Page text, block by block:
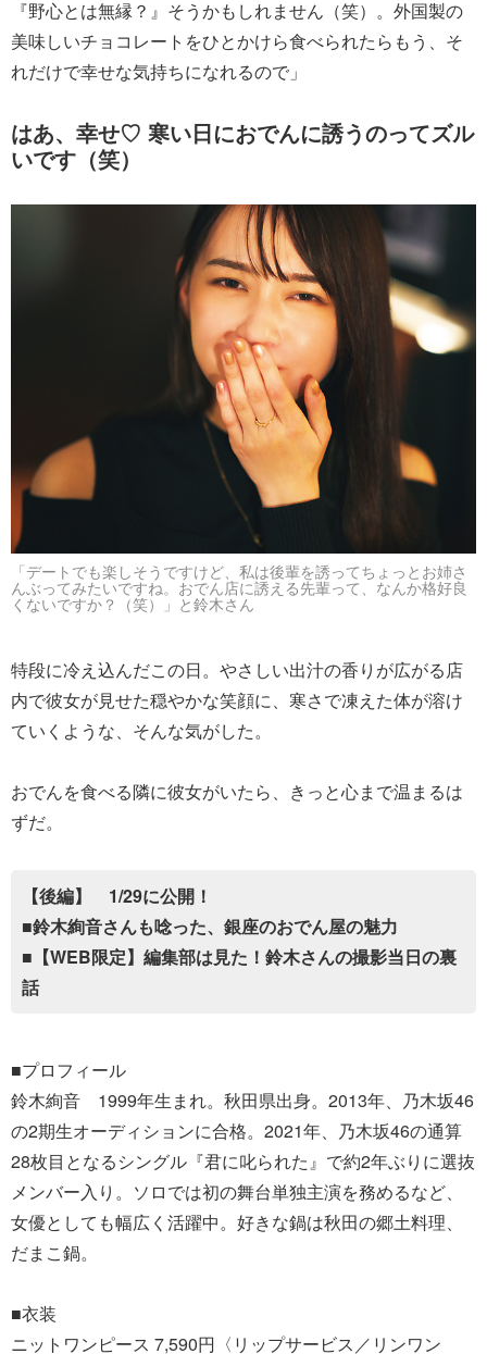
『野心とは無縁？』そうかもしれません（笑）。外国製の
美味しいチョコレートをひとかけら食べられたらもう、そ
れだけで幸せな気持ちになれるので」
はあ、幸せ♡ 寒い日におでんに誘うのってズル
いです（笑）
「デートでも楽しそうですけど、私は後輩を誘ってちょっとお姉さ
んぶってみたいですね。おでん店に誘える先輩って、なんか格好良
くないですか？（笑）」と鈴木さん
特段に冷え込んだこの日。やさしい出汁の香りが広がる店
内で彼女が見せた穏やかな笑顔に、寒さで凍えた体が溶け
ていくような、そんな気がした。
おでんを食べる隣に彼女がいたら、きっと心まで温まるは
ずだ。
【後編】 1/29に公開！
■鈴木絢音さんも唸った、銀座のおでん屋の魅力
■【WEB限定】編集部は見た！鈴木さんの撮影当日の裏
話
■プロフィール
鈴木絢音 1999年生まれ。秋田県出身。2013年、乃木坂46
の2期生オーディションに合格。2021年、乃木坂46の通算
28枚目となるシングル『君に叱られた』で約2年ぶりに選抜
メンバー入り。ソロでは初の舞台単独主演を務めるなど、
女優としても幅広く活躍中。好きな鍋は秋田の郷土料理、
だまこ鍋。
■衣装
ニットワンピース 7,590円〈リップサービス／リンワン